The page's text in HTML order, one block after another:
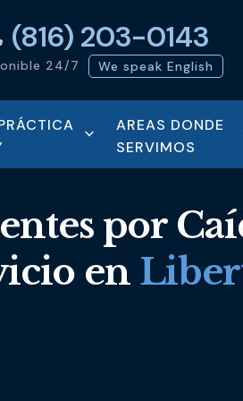
(816) 203-0143
24/7 We speak English
AREAS DONDE
SERVIMOS
por
en